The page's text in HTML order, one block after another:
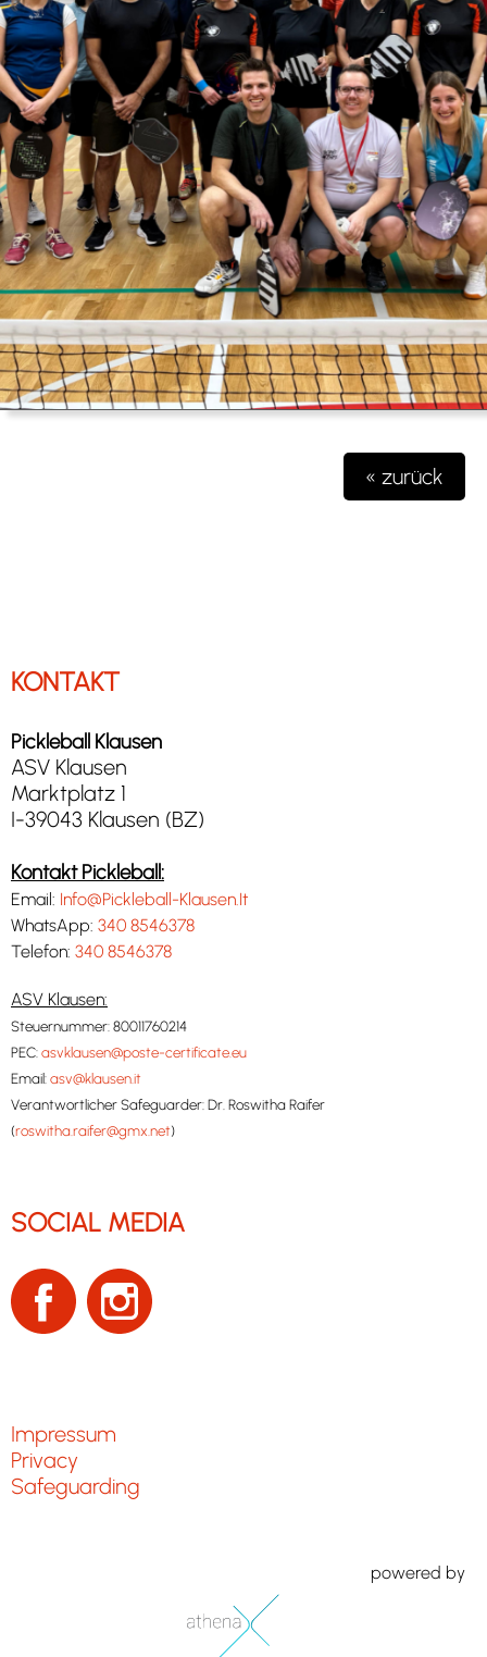
« zurück
KONTAKT
Pickleball Klausen
ASV Klausen
Marktplatz 1
I-39043 Klausen (BZ)
Kontakt Pickleball:
Email: Info@Pickleball-Klausen.It
WhatsApp: 340 8546378
Telefon: 340 8546378
ASV Klausen:
Steuernummer: 80011760214
PEC:asvklausen@poste-certificate.eu
Email:asv@klausen.it
Verantwortlicher Safeguarder: Dr. Roswitha Raifer
(roswitha.raifer@gmx.net)
SOCIAL MEDIA
Impressum
Privacy
Safeguarding
powered by